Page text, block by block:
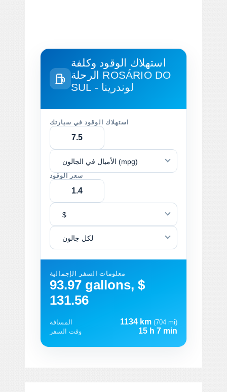
استهلاك الوقود وكلفة
ROSÁRIO DO
SUL - لوندرينا
استهلاك الوقود في سيارتك
الأميال في الجالون (mpg)
سعر الوقود
$
لكل جالون
معلومات السفر الإجمالية
93.97 gallons, $
131.56
المسافة 1134 km (704 mi)
وقت السفر
15 h 7 min